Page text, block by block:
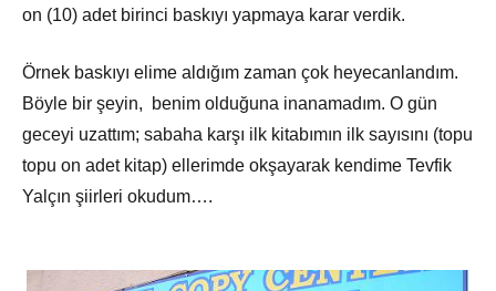
on (10) adet birinci baskıyı yapmaya karar verdik.
Örnek baskıyı elime aldığım zaman çok heyecanlandım.
Böyle bir şeyin, benim olduğuna inanamadım. O gün
geceyi uzattım; sabaha karşı ilk kitabımın ilk sayısını (topu
topu on adet kitap) ellerimde okşayarak kendime Tevfik
Yalçın şiirleri okudum….